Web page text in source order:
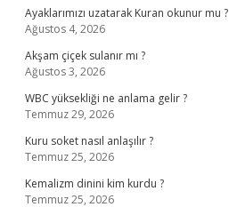
Ayaklarımızı uzatarak Kuran okunur mu ?
Ağustos 4, 2026
Akşam çiçek sulanır mı ?
Ağustos 3, 2026
WBC yüksekliği ne anlama gelir ?
Temmuz 29, 2026
Kuru soket nasıl anlaşılır ?
Temmuz 25, 2026
Kemalizm dinini kim kurdu ?
Temmuz 25, 2026